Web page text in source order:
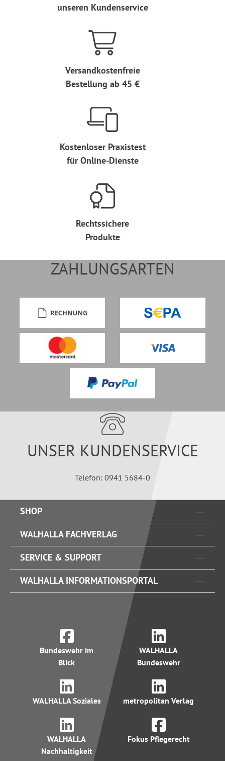
unseren Kundenservice
Versandkostenfreie
Bestellung ab 45 €
Kostenloser Praxistest
für Online-Dienste
Rechtssichere
Produkte
ZAHLUNGSARTEN
UNSER KUNDENSERVICE
Telefon: 0941 5684-0
SHOP
WALHALLA FACHVERLAG
SERVICE & SUPPORT
WALHALLA INFORMATIONSPORTAL
Bundeswehr im
Blick
WALHALLA
Bundeswehr
WALHALLA Soziales metropolitan Verlag
WALHALLA
Nachhaltigkeit
Fokus Pflegerecht